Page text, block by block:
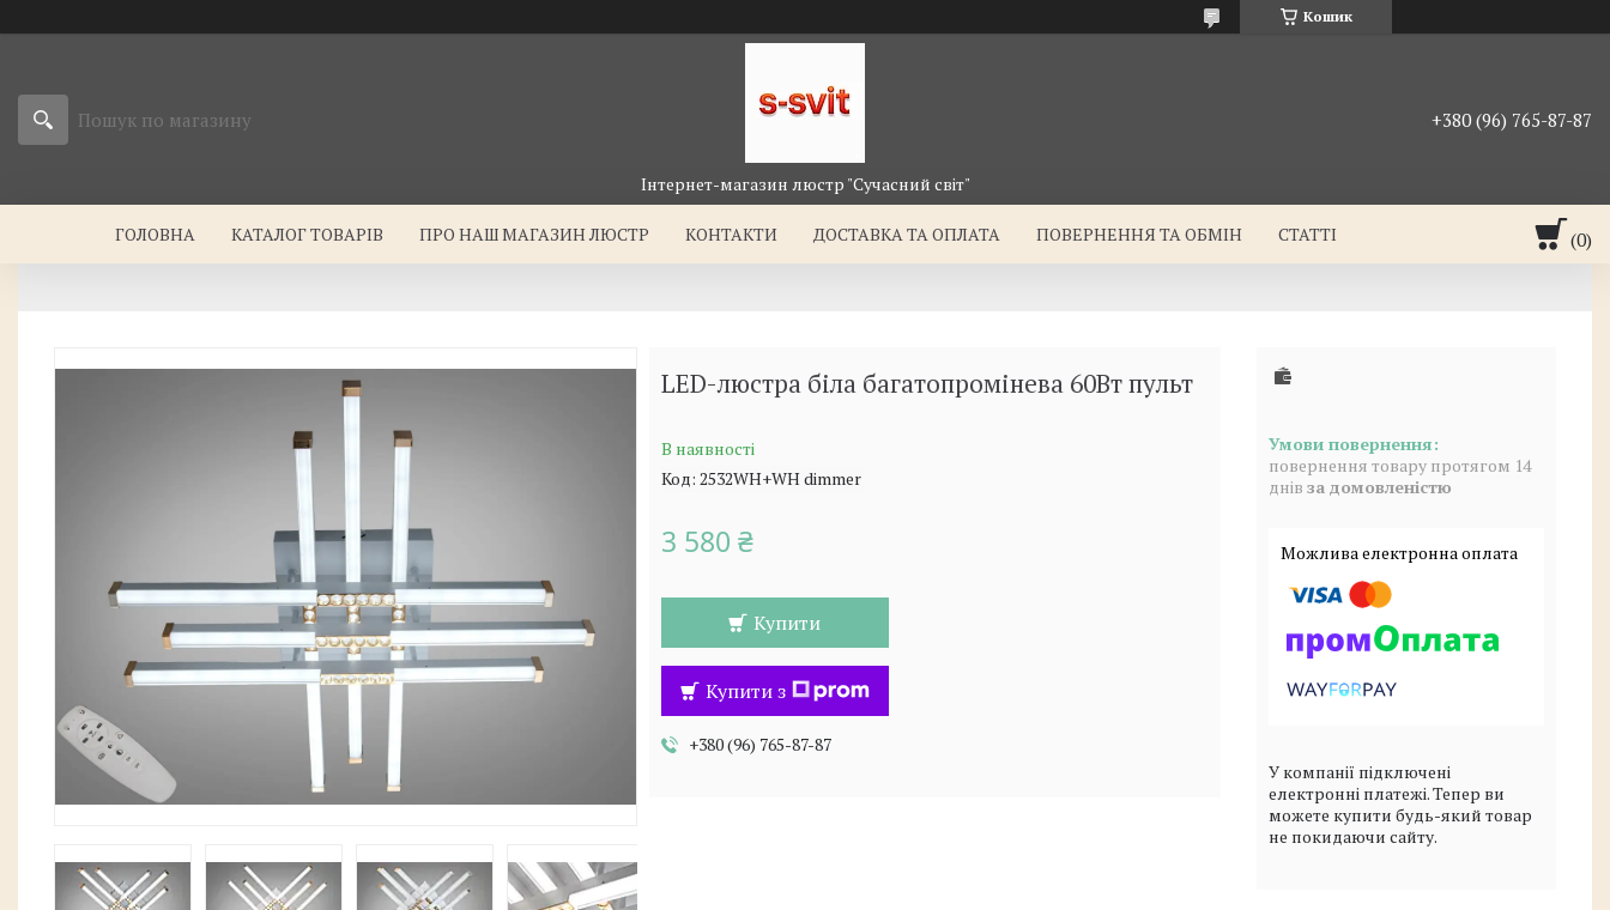
Кошик
Інтернет-магазин люстр "Сучасний світ"
+380 (96) 765-87-87
ГОЛОВНА КАТАЛОГ ТОВАРІВ ПРО НАШ МАГАЗИН ЛЮСТР КОНТАКТИ ДОСТАВКА ТА ОПЛАТА ПОВЕРНЕННЯ ТА ОБМІН СТАТТІ
LED-люстра біла багатопромінева 60Вт пульт
В наявності
Код: 2532WH+WH dimmer
3 580 ₴
Купити
Купити з
+380 (96) 765-87-87
повернення товару протягом 14
днів за домовленістю
У компанії підключені
електронні платежі. Тепер ви
можете купити будь-який товар
не покидаючи сайту.